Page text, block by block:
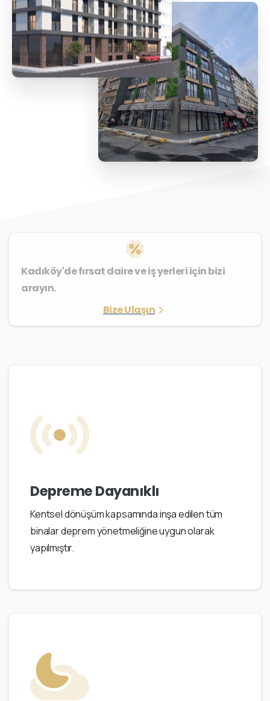
Kadıköy'de fırsat daire ve iş yerleri için bizi
arayın.
Bize Ulaşın
Depreme Dayanıklı
Kentsel dönüşüm kapsamında inşa edilen tüm
binalar deprem yönetmeliğine uygun olarak
yapılmıştır.